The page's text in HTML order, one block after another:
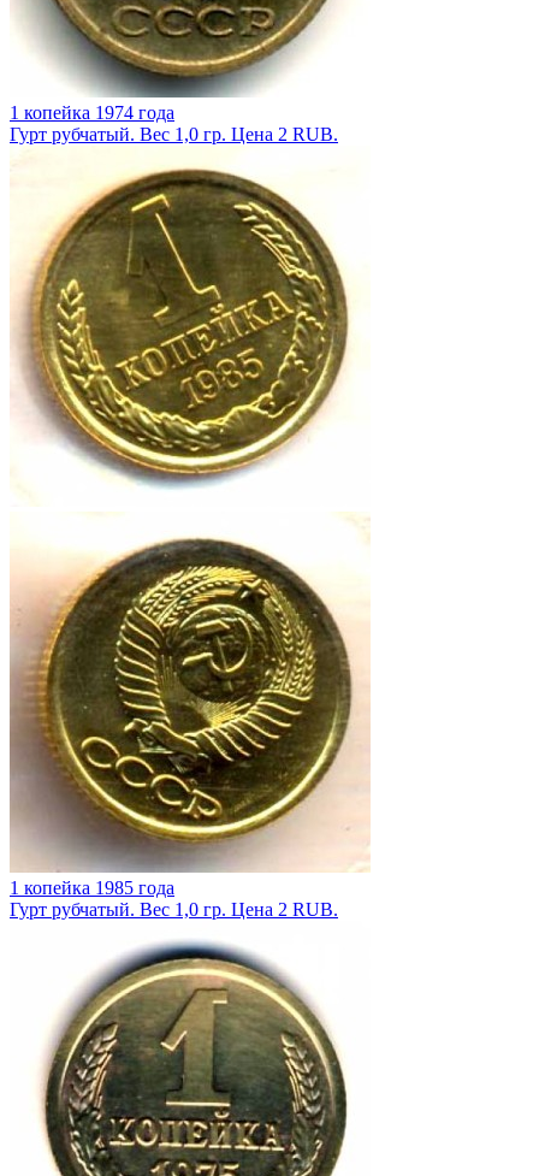
1 копейка 1974 года
Гурт рубчатый. Вес 1,0 гр. Цена 2 RUB.
1 копейка 1985 года
Гурт рубчатый. Вес 1,0 гр. Цена 2 RUB.